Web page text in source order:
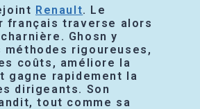
Renault. Le
français traverse alors
Ghosn y
méthodes rigoureuses,
coûts, améliore la
gagne rapidement la
dirigeants. Son
tout comme sa